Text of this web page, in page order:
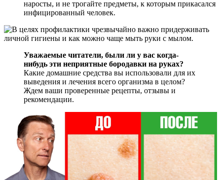
наросты, и не трогайте предметы, к которым прикасался
инфицированный человек.
Уважаемые читатели, были ли у вас когда-
нибудь эти неприятные бородавки на руках?
Какие домашние средства вы использовали для их
выведения и лечения всего организма в целом?
Ждем ваши проверенные рецепты, отзывы и
рекомендации.